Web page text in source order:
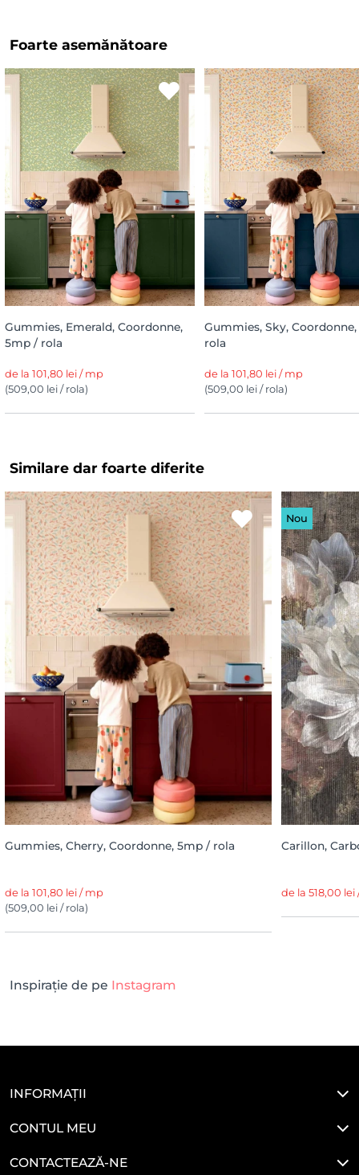
Foarte asemănătoare
Gummies, Emerald, Coordonne,
5mp / rola
de la 101,80 lei / mp
(509,00 lei / rola)
Gummies, Sky,
rola
de la 101,80 lei / mp
(509,00 lei / rola)
Similare dar foarte diferite
Gummies, Cherry, Coordonne, 5mp / rola
de la 101,80 lei / mp
(509,00 lei / rola)
Nou
Carillon,
de la 518,00 lei
Inspirație de pe Instagram
INFORMAȚII
CONTUL MEU
CONTACTEAZĂ-NE